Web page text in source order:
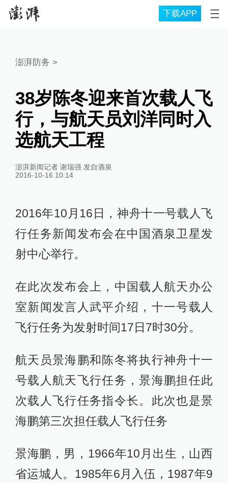
下载APP
澎湃防务 >
38岁陈冬迎来首次载人飞
行，与航天员刘洋同时入
选航天工程
澎湃新闻记者 谢瑞强 发自酒泉
2016-10-16 10:14
2016年10月16日，神舟十一号载人飞
行任务新闻发布会在中国酒泉卫星发
射中心举行。
在此次发布会上，中国载人航天办公
室新闻发言人武平介绍，十一号载人
飞行任务为发射时间17日7时30分。
航天员景海鹏和陈冬将执行神舟十一
号载人航天飞行任务，景海鹏担任此
次载人飞行任务指令长。此次也是景
海鹏第三次担任载人飞行任务
景海鹏，男，1966年10月出生，山西
省运城人。1985年6月入伍，1987年9